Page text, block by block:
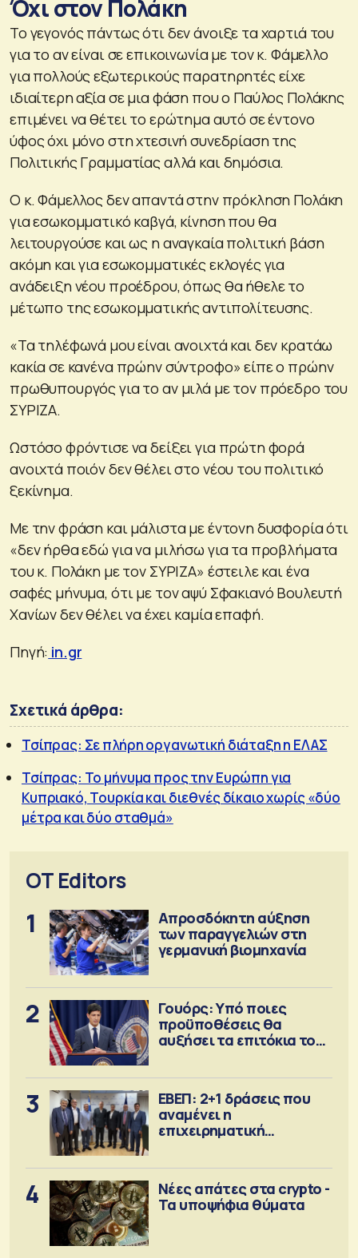
Όχι στον Πολάκη
Το γεγονός πάντως ότι δεν άνοιξε τα χαρτιά του
για το αν είναι σε επικοινωνία με τον κ. Φάμελλο
για πολλούς εξωτερικούς παρατηρητές είχε
ιδιαίτερη αξία σε μια φάση που ο Παύλος Πολάκης
επιμένει να θέτει το ερώτημα αυτό σε έντονο
ύφος όχι μόνο στη χτεσινή συνεδρίαση της
Πολιτικής Γραμματίας αλλά και δημόσια.
Ο κ. Φάμελλος δεν απαντά στην πρόκληση Πολάκη
για εσωκομματικό καβγά, κίνηση που θα
λειτουργούσε και ως η αναγκαία πολιτική βάση
ακόμη και για εσωκομματικές εκλογές για
ανάδειξη νέου προέδρου, όπως θα ήθελε το
μέτωπο της εσωκομματικής αντιπολίτευσης.
«Τα τηλέφωνά μου είναι ανοιχτά και δεν κρατάω
κακία σε κανένα πρώην σύντροφο» είπε ο πρώην
πρωθυπουργός για το αν μιλά με τον πρόεδρο του
ΣΥΡΙΖΑ.
Ωστόσο φρόντισε να δείξει για πρώτη φορά
ανοιχτά ποιόν δεν θέλει στο νέου του πολιτικό
ξεκίνημα.
Με την φράση και μάλιστα με έντονη δυσφορία ότι
«δεν ήρθα εδώ για να μιλήσω για τα προβλήματα
του κ. Πολάκη με τον ΣΥΡΙΖΑ» έστειλε και ένα
σαφές μήνυμα, ότι με τον αψύ Σφακιανό Βουλευτή
Χανίων δεν θέλει να έχει καμία επαφή.
Πηγή: in.gr
Σχετικά άρθρα:
Τσίπρας: Σε πλήρη οργανωτική διάταξη η ΕΛΑΣ
Τσίπρας: Το μήνυμα προς την Ευρώπη για
Κυπριακό, Τουρκία και διεθνές δίκαιο χωρίς «δύο
μέτρα και δύο σταθμά»
OT Editors
1
Απροσδόκητη αύξηση
των παραγγελιών στη
γερμανική βιομηχανία
2
Γουόρς: Υπό ποιες
προϋποθέσεις θα
αυξήσει τα επιτόκια τον
3
ΕΒΕΠ: 2+1 δράσεις που
αναμένει η
επιχειρηματική
4
Νέες απάτες στα crypto -
Τα υποψήφια θύματα